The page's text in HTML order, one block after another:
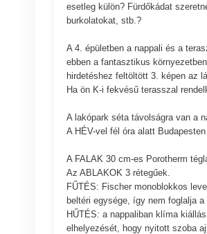
esetleg külön? Fürdőkádat
burkolatokat, stb.?
A 4. épületben a nappali és a
ebben a fantasztikus
hirdetéshez feltöltött 3. képen az
Ha ön K-i fekvésű terasszal
A lakópark séta távolságra van a
A HÉV-vel fél óra alatt
A FALAK 30 cm-es Porotherm
Az ABLAKOK 3 rétegűek.
FŰTÉS: Fischer monoblokkos
beltéri egysége, így nem foglalja
HŰTÉS: a nappaliban klíma
elhelyezését, hogy nyitott szoba